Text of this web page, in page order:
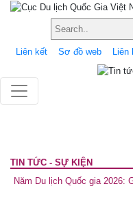
Liên kết Sơ đồ web Liên
TIN TỨC - SỰ KIỆN
Năm Du lịch Quốc gia 2026: